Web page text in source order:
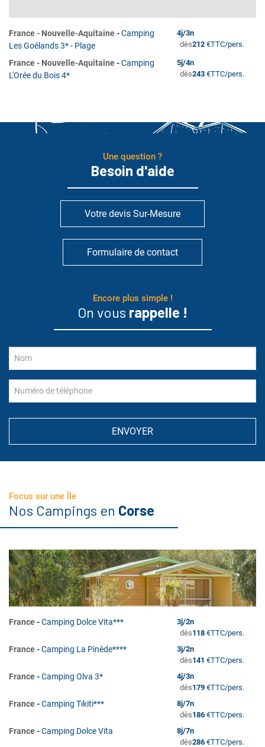
France- Nouvelle-Aquitaine-Camping
Les Goélands 3* - Plage
4j/3n
dès212€TTC/pers.
France- Nouvelle-Aquitaine-Camping
L'Orée du Bois 4*
5j/4n
dès243€TTC/pers.
Une question ?
Besoin d'aide
Votre devis Sur-Mesure
Formulaire de contact
Encore plus simple !
On vous rappelle !
Focus sur une Île
Nos Campings en Corse
France-Camping Dolce Vita*** 3j/2n
dès118€TTC/pers.
France-Camping La Pinède**** 3j/2n
dès141 €TTC/pers.
France-Camping Olva 3* 4j/3n
dès179€TTC/pers.
France-Camping Tikiti*** 8j/7n
dès186€TTC/pers.
France-Camping Dolce Vita 8j/7n
dès286€TTC/pers.